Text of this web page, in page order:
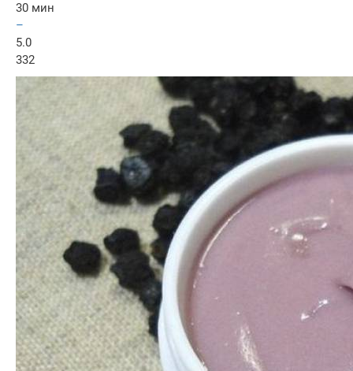
30 мин
–
5.0
332